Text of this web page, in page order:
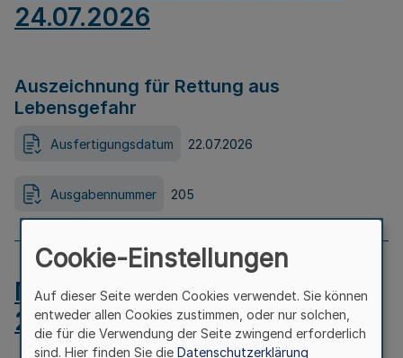
24.07.2026
Auszeichnung für Rettung aus
Lebensgefahr
Ausfertigungsdatum 22.07.2026
Ausgabennummer 205
MB.NRW 2026 Nr. 204 vom
24.07.2026
Cookie-Einstellungen
Auf dieser Seite werden Cookies verwendet. Sie können
entweder allen Cookies zustimmen, oder nur solchen,
die für die Verwendung der Seite zwingend erforderlich
sind. Hier finden Sie die Datenschutzerklärung